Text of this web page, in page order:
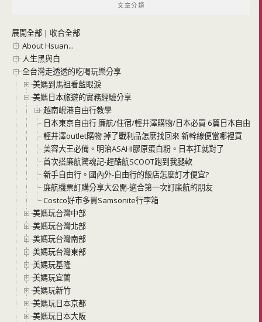
文章分類
展開全部 | 收合全部
About Hsuan...
人生黑與白
全台灣走透透的吃喝玩樂分享
美媽到馬祖看藍眼淚
美媽日本旅遊的實務經驗分享
越南峴港自由行教學
日本東京自由行 廉航/住宿/輕井澤購物/日本必買 6篇日本自由行
輕井澤outlet購物 掉了戰利品怎麼找回來 新幹線便當哪裡買
美容大王必備。明治ASAHI膠原蛋白粉。日本扛就對了
首次搭廉航驚魂記-趕酷航SCOOT跑到我腿軟
新手自由行。國內外-自由行的飯店怎麼訂才便宜?
廉航機票訂購分享大公開-適合第一次訂廉航的朋友
Costco好市多買Samsonite行李箱
美媽玩台灣中部
美媽玩台灣北部
美媽玩台灣南部
美媽玩台灣東部
美媽玩基隆
美媽玩宜蘭
美媽玩新竹
美媽玩日本京都
美媽玩日本大阪